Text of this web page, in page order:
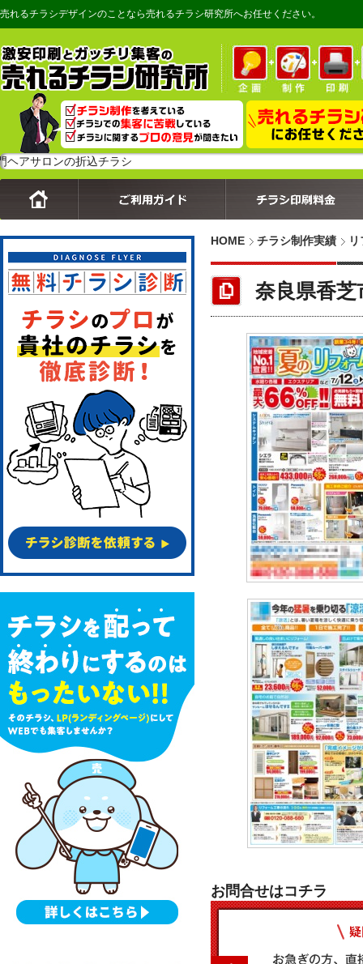
売れるチラシデザインのことなら売れるチラシ研究所へお任せください。
ロンの折込チラシ
HOME チラシ制作実績
奈良県香
お問合せはコチラ